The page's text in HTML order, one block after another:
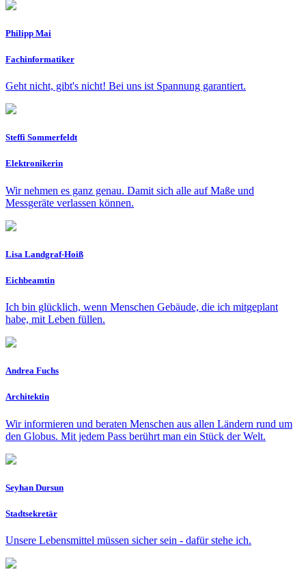
Philipp Mai
Fachinformatiker
Geht nicht, gibt's nicht! Bei uns ist Spannung garantiert.
Steffi Sommerfeldt
Elektronikerin
Wir nehmen es ganz genau. Damit sich alle auf Maße und
Messgeräte verlassen können.
Lisa Landgraf-Hoiß
Eichbeamtin
Ich bin glücklich, wenn Menschen Gebäude, die ich mitgeplant
habe, mit Leben füllen.
Andrea Fuchs
Architektin
Wir informieren und beraten Menschen aus allen Ländern rund um
den Globus. Mit jedem Pass berührt man ein Stück der Welt.
Seyhan Dursun
Stadtsekretär
Unsere Lebensmittel müssen sicher sein - dafür stehe ich.